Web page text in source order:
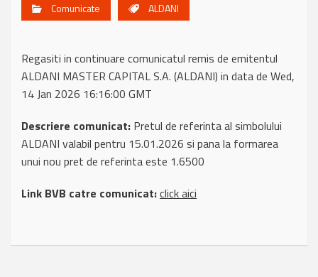
Comunicate ALDANI
Regasiti in continuare comunicatul remis de emitentul
ALDANI MASTER CAPITAL S.A. (ALDANI) in data de Wed,
14 Jan 2026 16:16:00 GMT
Descriere comunicat: Pretul de referinta al simbolului
ALDANI valabil pentru 15.01.2026 si pana la formarea
unui nou pret de referinta este 1.6500
Link BVB catre comunicat:click aici